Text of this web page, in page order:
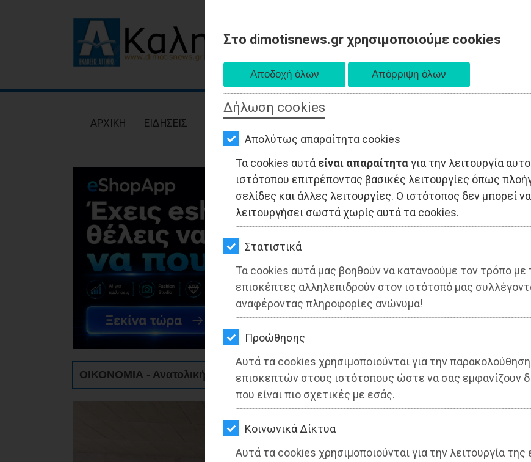
Στο dimotisnews.gr χρησιμοποιούμε cookies
Δήλωση cookies
Απολύτως απαραίτητα cookies
Τα cookies αυτά είναι απαραίτηταγια την λειτουργία
ιστότοπου επιτρέποντας βασικές λειτουργίες όπως
σελίδες και άλλες λειτουργίες. Ο ιστότοπος δεν μπορεί να
λειτουργήσει σωστά χωρίς αυτά τα cookies.
Στατιστικά
Τα cookies αυτά μας βοηθούν να κατανοούμε τον τρόπο με
επισκέπτες αλληλεπιδρούν στον ιστότοπό μας
αναφέροντας πληροφορίες ανώνυμα!
Προώθησης
Αυτά τα cookies χρησιμοποιούνται για την
επισκεπτών στους ιστότοπους ώστε να σας εμφανίζουν
που είναι πιο σχετικές με εσάς.
Kοινωνικά Δίκτυα
Αυτά τα cookies χρησιμοποιούνται για την λειτουργία
ΕΙΔΗΣΕΙΣ
ΟΙΚΟΝΟΜΙΑ
ΑΘΛΗΤΙΣΜΟΣ
ΠΟΛΙΤΙΣΜΟΣ
LIFESTYLE
ΤΑΞΙΔΙΑ
ΕΞΟΔΟΣ
AΡΧΙΚΗ ΕΙΔΗΣΕΙΣ
ΟΙΚΟΝΟΜΙΑ - Ανατολική Αττική